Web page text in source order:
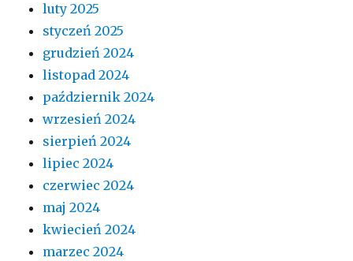
luty 2025
styczeń 2025
grudzień 2024
listopad 2024
październik 2024
wrzesień 2024
sierpień 2024
lipiec 2024
czerwiec 2024
maj 2024
kwiecień 2024
marzec 2024